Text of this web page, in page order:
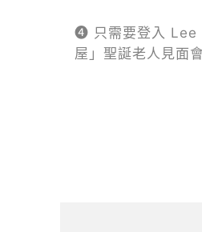
❹ 只需要登入 Lee
屋」聖誕老人見面